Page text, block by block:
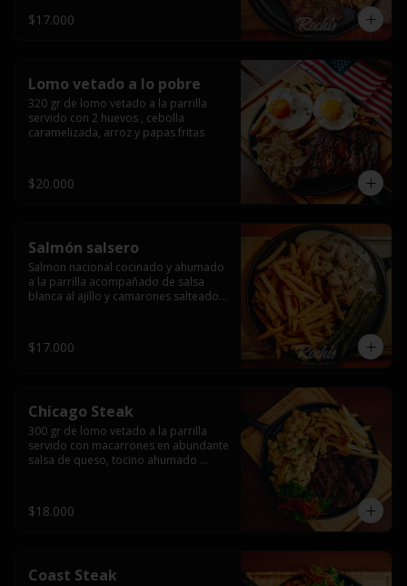
$17.000
Lomo vetado a lo pobre
320 gr de lomo vetado a la parrilla
servido con 2 huevos , cebolla
caramelizada, arroz y papas fritas
$20.000
Salmón salsero
Salmon nacional cocinado y ahumado
a la parrilla acompañado de salsa
blanca al ajillo y camarones salteados,
$17.000
Chicago Steak
300 gr de lomo vetado a la parrilla
servido con macarrones en abundante
salsa de queso, tocino ahumado
$18.000
Coast Steak